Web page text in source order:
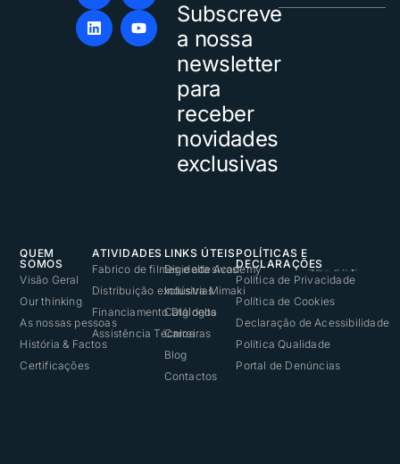
Subscreve
a nossa
newsletter
para
receber
novidades
exclusivas
Alternative:
QUEM
SOMOS
Visão Geral
Our thinking
As nossas pessoas
História & Factos
Certificações
ATIVIDADES
Fabrico de filmes e adesivos
Distribuição exclusiva Mimaki
Financiamento Digidelta
Assistência Técnica
LINKS ÚTEIS
Digidelta Academy
Indústrias
Catálogos
Carreiras
Blog
Contactos
POLÍTICAS E
DECLARAÇÕES
Política de Privacidade
Política de Cookies
Declaração de Acessibilidade
Política Qualidade
Portal de Denúncias